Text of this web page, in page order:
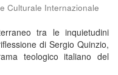
Culturale Internazionale
tra le inquietudini
di Sergio Quinzio,
teologico italiano del